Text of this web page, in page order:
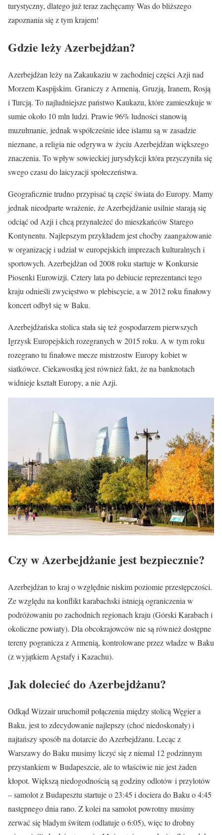
turystyczny, dlatego już teraz zachęcamy Was do bliższego
zapoznania się z tym krajem!
Gdzie leży Azerbejdżan?
Azerbejdżan leży na Zakaukaziu w zachodniej części Azji nad
Morzem Kaspijskim. Graniczy z Armenią, Gruzją, Iranem, Rosją
i Turcją. To najludniejsze państwo Kaukazu, które zamieszkuje w
sumie około 10 mln ludzi. Prawie 96% ludności stanowią
muzułmanie, jednak współcześnie idee islamu są w zasadzie
nieznane, a religia nie odgrywa w życiu Azerbejdżan większego
znaczenia. To wpływ sowieckiej jurysdykcji która przyczyniła się
swego czasu do laicyzacji społeczeństwa.
Geograficznie trudno przypisać tą część świata do Europy. Mamy
jednak nieodparte wrażenie, że Azerbejdżanie usilnie starają się
odciąć od Azji i chcą przynależeć do mieszkańców Starego
Kontynentu. Najlepszym przykładem jest choćby zaangażowanie
w organizację i udział w europejskich imprezach kulturalnych i
sportowych. Azerbejdżan od 2008 roku startuje w Konkursie
Piosenki Eurowizji. Cztery lata po debiucie reprezentanci tego
kraju odnieśli zwycięstwo w plebiscycie, a w 2012 roku finałowy
koncert odbył się w Baku.
Azerbejdżańska stolica stała się też gospodarzem pierwszych
Igrzysk Europejskich rozegranych w 2015 roku. A w tym roku
rozegrano tu finałowe mecze mistrzostw Europy kobiet w
siatkówce. Ciekawostką jest również fakt, że na banknotach
widnieje kształt Europy, a nie Azji.
Czy w Azerbejdżanie jest bezpiecznie?
Azerbejdżan to kraj o względnie niskim poziomie przestępczości.
Ze względu na konflikt karabachski istnieją ograniczenia w
podróżowaniu po zachodnich regionach kraju (Górski Karabach i
okoliczne powiaty). Dla obcokrajowców nie są również dostępne
tereny pogranicza z Armenią, kontrolowane przez władze w Baku
(z wyjątkiem Agstafy i Kazachu).
Jak dolecieć do Azerbejdżanu?
Odkąd Wizzair uruchomił połączenia między stolicą Węgier a
Baku, jest to zdecydowanie najlepszy (choć niedoskonały) i
najtańszy sposób na dotarcie do Azerbejdżanu. Lecąc z
Warszawy do Baku musimy liczyć się z niemal 12 godzinnym
przystankiem w Budapeszcie, ale to właściwie nie jest żaden
kłopot. Większą niedogodnością są godziny odlotów i przylotów
– samolot z Budapesztu startuje o 23:45 i dociera do Baku o 4:45
następnego dnia rano. Z kolei na samolot powrotny musimy
zerwać się bladym świtem (odlatuje o 6:05), więc to drobny